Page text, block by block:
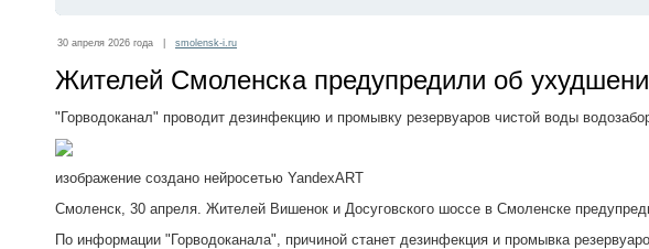
30 апреля 2026 года | smolensk-i.ru
Жителей Смоленска предупредили об
"Горводоканал" проводит дезинфекцию и промывку резервуаров чистой воды
изображение создано нейросетью YandexART
Смоленск, 30 апреля. Жителей Вишенок и Досуговского шоссе в Смоленске
По информации "Горводоканала", причиной станет дезинфекция и промывка